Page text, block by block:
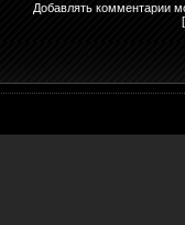
Добавлять комментарии